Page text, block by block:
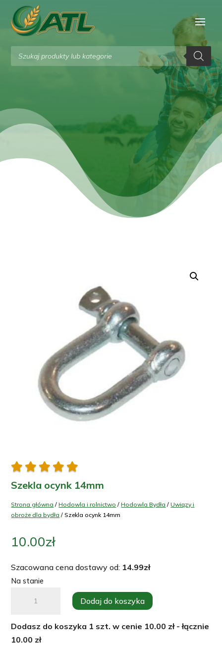
Wyszukiwarka
produktów
    
Szekla ocynk 14mm
Strona główna /Hodowla i rolnictwo /Hodowla Bydła /Uwiązy i
obroże dla bydła / Szekla ocynk 14mm
10.00zł
Szacowana cena dostawy od: 14.99zł
Na stanie
Szekla
Dodaj do koszyka
Dodasz do koszyka 1 szt. w cenie 10.00 zł - łącznie
10.00 zł